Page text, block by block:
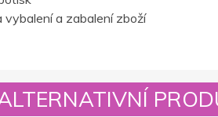
vybalení a zabalení zboží